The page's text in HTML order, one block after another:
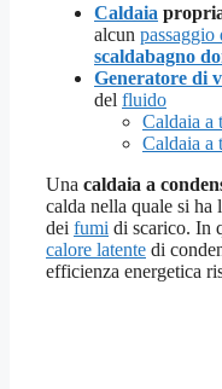
Caldaia
alcun passaggio
scaldabagno
Generatore di
del fluido
Caldaia a
Caldaia a
Una caldaia a
calda nella quale si ha
dei fumi di scarico. In
calore latente di
efficienza energetica